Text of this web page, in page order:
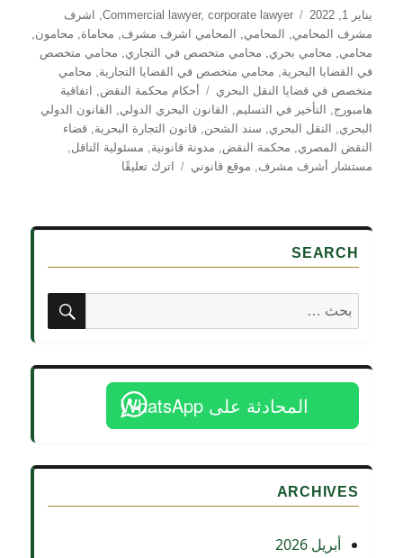
نُشرت
في
يناير 1, 2022 التصنيفات Commercial lawyer, corporate lawyer
اشرف
مشرف المحامي
المحامي المحامي اشرف مشرف محاماة محامون
محامي
محامي بحري محامي متخصص في التجاري
محامي متخصص
في القضايا البحرية
محامي متخصص في القضايا التجارية
محامي
متخصص في قضايا النقل البحري
الوسوم
أحكام محكمة النقض
اتفاقية
هامبورج
التأخير في التسليم القانون البحري الدولي
القانون الدولي
البحري
النقل البحري سند الشحن ,قانون التجارة البحرية ,قضاء
النقض المصري
محكمة النقض مدونة قانونية مسئولية الناقل
مستشار أشرف مشرف
موقع قانوني اترك تعليقًا
SEARCH
البحث
عن:
بحث
المحادثة على WhatsApp
ARCHIVES
أبريل 2026